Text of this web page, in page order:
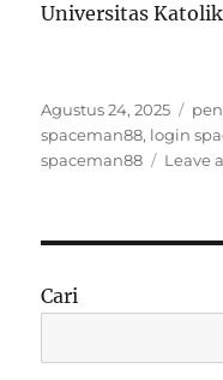
Universitas
Posted
on
Agustus 24, 2025
spaceman88, login
spaceman88
Leave
Cari